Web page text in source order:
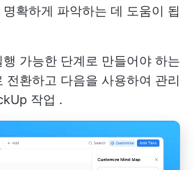
확하게 파악하는 데 도움이 됩
가능한 단계로 만들어야 하는
전환하고 다음을 사용하여 관리
작업 .